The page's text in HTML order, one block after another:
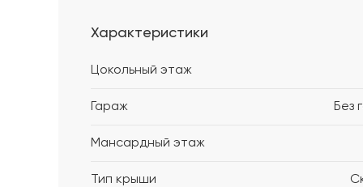
Характеристики
Цокольный этаж
Гараж Без
Мансардный этаж
Тип крыши